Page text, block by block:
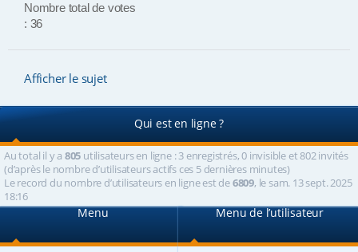
Nombre total de votes
: 36
Afficher le sujet
Qui est en ligne ?
Au total il y a 805 utilisateurs en ligne : 3 enregistrés, 0 invisible et 802 invités
(d’après le nombre d’utilisateurs actifs ces 5 dernières minutes)
Le record du nombre d’utilisateurs en ligne est de6809, le sam. 13 sept. 2025
18:16
Menu Menu de l’utilisateur